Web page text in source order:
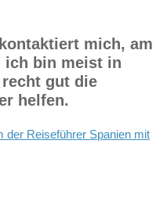
mich, am
ich bin meist in
gut die
helfen.
der Reiseführer Spanien mit